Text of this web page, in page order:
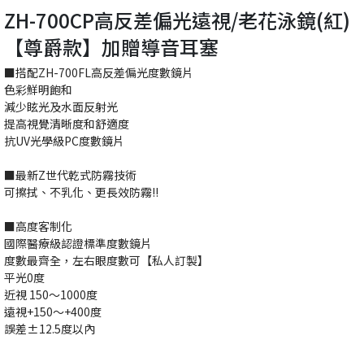
ZH-700CP高反差偏光遠視/老花泳鏡(紅)
【尊爵款】加贈導音耳塞
■搭配ZH-700FL高反差偏光度數鏡片
色彩鮮明飽和
減少眩光及水面反射光
提高視覺清晰度和舒適度
抗UV光學級PC度數鏡片
■最新Z世代乾式防霧技術
可擦拭、不乳化、更長效防霧!!
■高度客制化
國際醫療級認證標準度數鏡片
度數最齊全，左右眼度數可【私人訂製】
平光0度
近視 150～1000度
遠視+150～+400度
誤差±12.5度以內